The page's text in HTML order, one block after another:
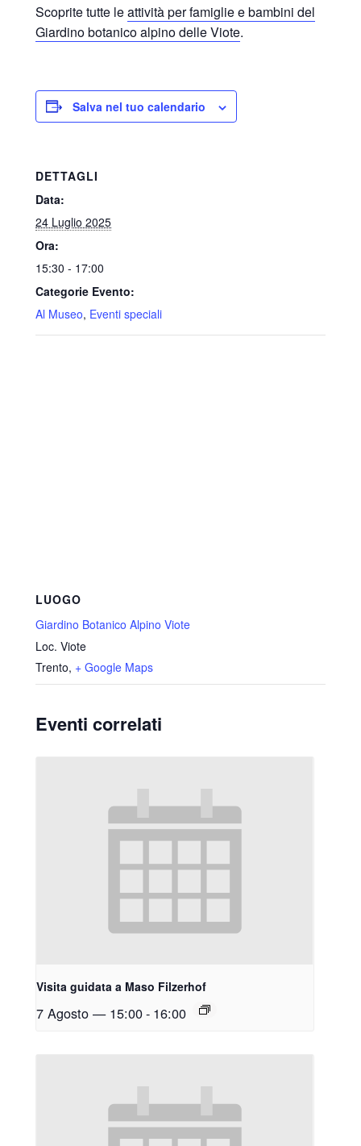
Scoprite tutte leattività per famiglie e bambini del
Giardino botanico alpino delle Viote.
Salva nel tuo calendario
DETTAGLI
Data:
24 Luglio 2025
Ora:
15:30 - 17:00
Categorie Evento:
Al Museo, Eventi speciali
LUOGO
Giardino Botanico Alpino Viote
Loc. Viote
Trento, + Google Maps
Eventi correlati
Visita guidata a Maso Filzerhof
7 Agosto — 15:00- 16:00